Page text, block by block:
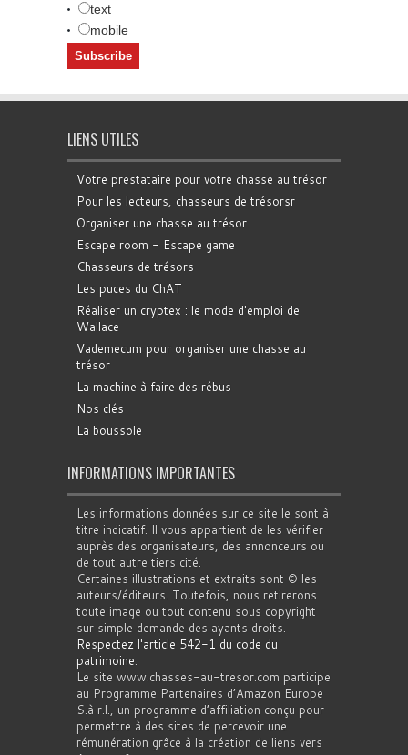
text
mobile
LIENS UTILES
Votre prestataire pour votre chasse au trésor
Pour les lecteurs, chasseurs de trésorsr
Organiser une chasse au trésor
Escape room - Escape game
Chasseurs de trésors
Les puces du ChAT
Réaliser un cryptex : le mode d'emploi de
Wallace
Vademecum pour organiser une chasse au
trésor
La machine à faire des rébus
Nos clés
La boussole
INFORMATIONS IMPORTANTES
Les informations données sur ce site le sont à
titre indicatif. Il vous appartient de les vérifier
auprès des organisateurs, des annonceurs ou
de tout autre tiers cité.
Certaines illustrations et extraits sont © les
auteurs/éditeurs. Toutefois, nous retirerons
toute image ou tout contenu sous copyright
sur simple demande des ayants droits.
Respectez l'article 542-1 du code du
patrimoine.
Le site www.chasses-au-tresor.com participe
au Programme Partenaires d’Amazon Europe
S.à r.l., un programme d’affiliation conçu pour
permettre à des sites de percevoir une
rémunération grâce à la création de liens vers